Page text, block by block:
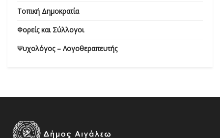
Τοπική Δημοκρατία
Φορείς και Σύλλογοι
Ψυχολόγος – Λογοθεραπευτής